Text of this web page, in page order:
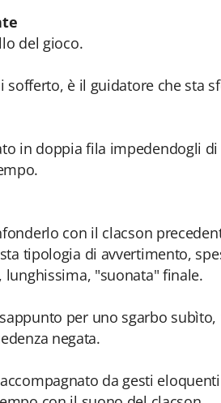
del gioco.
sofferto, è il guidatore che sta
in doppia fila impedendogli
con il clacson
tipologia di avvertimento,
"suonata" finale.
per uno sgarbo subìto,
negata.
da gesti